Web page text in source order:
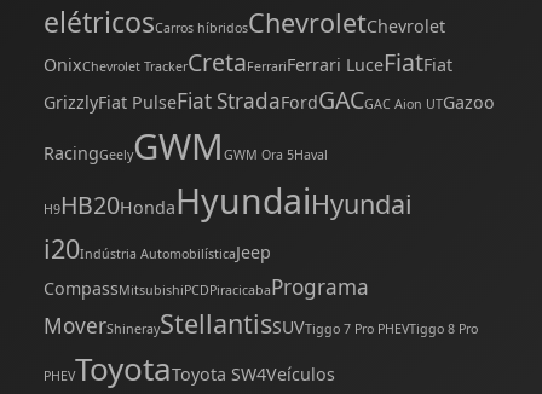
elétricosCarros híbridosChevroletChevrolet
OnixChevrolet TrackerCretaFerrariFerrari LuceFiatFiat
GrizzlyFiat PulseFiat StradaFordGACGAC Aion UTGazoo
RacingGeelyGWM GWM Ora 5Haval
H9HB20HondaHyundaiHyundai
i20Indústria AutomobilísticaJeep
CompassMitsubishiPCDPiracicabaPrograma
MoverShinerayStellantisSUVTiggo 7 Pro PHEVTiggo 8 Pro
PHEVToyotaToyota SW4Veículos